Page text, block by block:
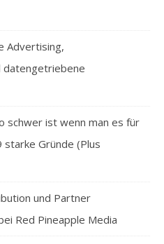
Advertising,
datengetriebene
schwer ist wenn man es für
starke Gründe (Plus
und Partner
Red Pineapple Media